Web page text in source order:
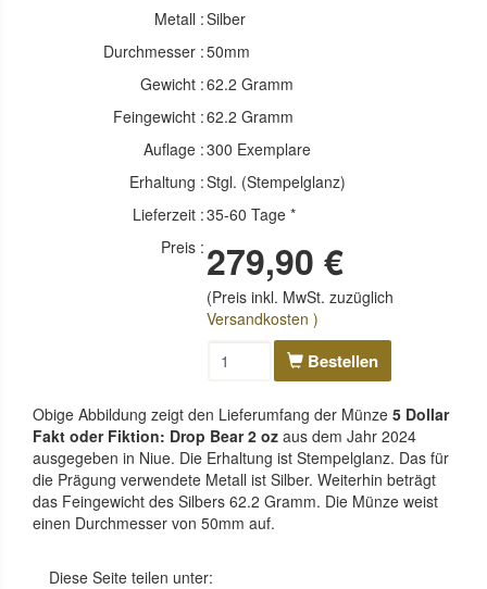
Metall :Silber
Durchmesser :50mm
Gewicht :62.2 Gramm
Feingewicht :62.2 Gramm
Auflage :300 Exemplare
Erhaltung :Stgl. (Stempelglanz)
Lieferzeit :35-60 Tage *
Preis : 279,90 €
(Preis inkl. MwSt. zuzüglich
Versandkosten )
Bestellen
Obige Abbildung zeigt den Lieferumfang der Münze 5 Dollar
Fakt oder Fiktion: Drop Bear 2 oz aus dem Jahr 2024
ausgegeben in Niue. Die Erhaltung ist Stempelglanz. Das für
die Prägung verwendete Metall ist Silber. Weiterhin beträgt
das Feingewicht des Silbers 62.2 Gramm. Die Münze weist
einen Durchmesser von 50mm auf.
Diese Seite teilen unter: